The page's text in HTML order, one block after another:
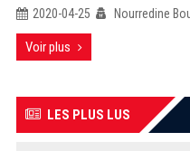
2020-04-25 Nourredine
Voir plus
LES PLUS LUS